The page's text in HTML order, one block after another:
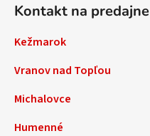
Kontakt na predajne
Kežmarok
Vranov nad Topľou
Michalovce
Humenné